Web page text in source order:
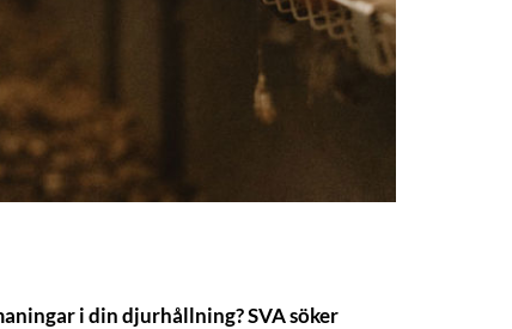
i din djurhållning? SVA söker